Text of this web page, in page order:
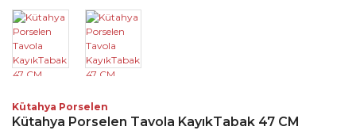
Kütahya Porselen
Kütahya Porselen Tavola KayıkTabak 47 CM